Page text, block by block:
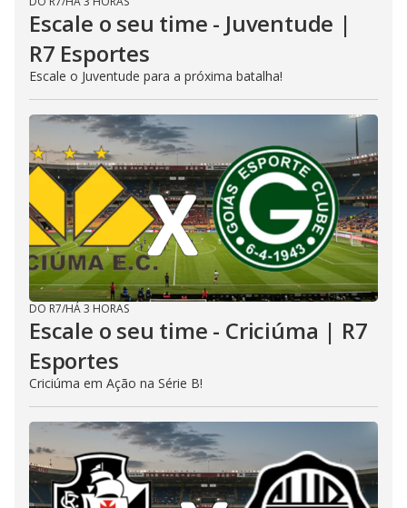
Escale o seu time - Juventude |
R7 Esportes
Escale o Juventude para a próxima batalha!
DO R7/HÁ 3 HORAS
Escale o seu time - Criciúma | R7
Esportes
Criciúma em Ação na Série B!